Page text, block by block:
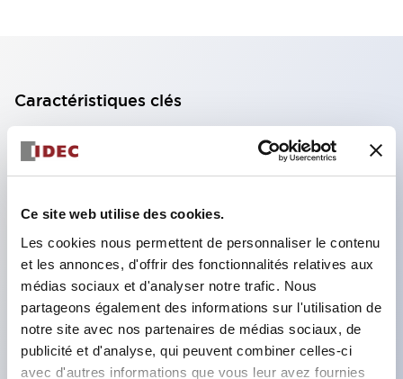
Ce site web utilise des cookies.
Les cookies nous permettent de personnaliser le contenu
et les annonces, d'offrir des fonctionnalités relatives aux
médias sociaux et d'analyser notre trafic. Nous
partageons également des informations sur l'utilisation de
notre site avec nos partenaires de médias sociaux, de
publicité et d'analyse, qui peuvent combiner celles-ci
avec d'autres informations que vous leur avez fournies
Caractéristiques clés
Bloc de contact à 2 étages avec 2 contacts,
permettant une configuration à 4 contacts
contact à 11 étages), 59,9 mm (*bloc de contact à
22 étages). Conception peu encombrante
possible.
Structure de sécurité de 3e génération :
déclenchement à 2 actions, garde intégrée,